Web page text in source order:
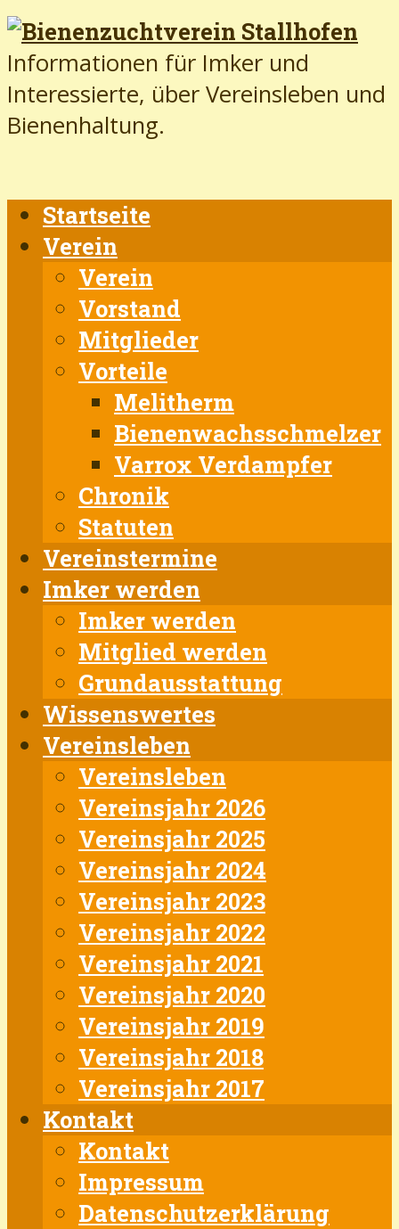
Informationen für Imker und
Interessierte, über Vereinsleben und
Bienenhaltung.
Startseite
Verein
Verein
Vorstand
Mitglieder
Vorteile
Melitherm
Bienenwachsschmelzer
Varrox Verdampfer
Chronik
Statuten
Vereinstermine
Imker werden
Imker werden
Mitglied werden
Grundausstattung
Wissenswertes
Vereinsleben
Vereinsleben
Vereinsjahr 2026
Vereinsjahr 2025
Vereinsjahr 2024
Vereinsjahr 2023
Vereinsjahr 2022
Vereinsjahr 2021
Vereinsjahr 2020
Vereinsjahr 2019
Vereinsjahr 2018
Vereinsjahr 2017
Kontakt
Kontakt
Impressum
Datenschutzerklärung